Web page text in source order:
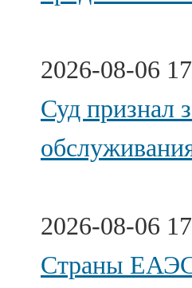
2026-08-06
Суд признал
2026-08-06
Страны ЕАЭС